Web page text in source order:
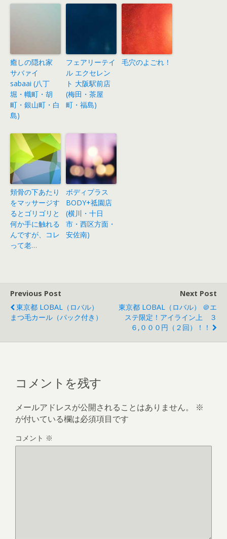
癒しの隠れ家
サバァイ
sabaai (八丁
堀・幟町・胡
町・銀山町・白
島)
フェアリーテイ
ル エクセレン
ト 大阪駅前店
(梅田・茶屋
町・福島)
毛穴のよごれ！
頬骨の下あたり
をマッサージす
るとゴリゴリと
何か手に触れる
んですが、コレ
って老…
ボディプラス
BODY+祗園店
(横川・十日
市・西区方面・
安佐南)
Previous Post
東京都 LOBAL（ロバル）
まつ毛カール（パック付き）
Next Post
東京都 LOBAL（ロバル） ＠エ
ステ限定！アイライン上 ３
６,０００円（２回）！！
コメントを残す
メールアドレスが公開されることはありません。
※
が付いている欄は必須項目です
コメント ※